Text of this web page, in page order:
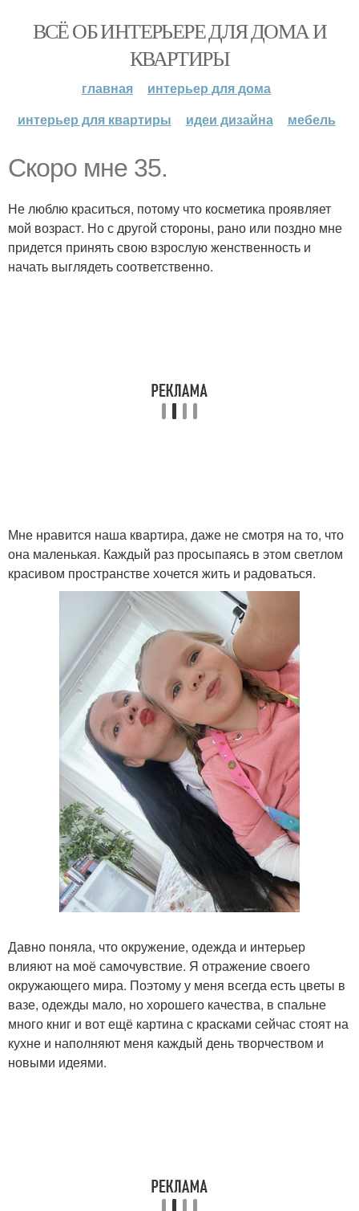
ВСЁ ОБ ИНТЕРЬЕРЕ ДЛЯ ДОМА И
КВАРТИРЫ
главная
интерьер для дома
интерьер для квартиры
идеи дизайна мебель
Скоро мне 35.
Не люблю краситься, потому что косметика проявляет
мой возраст. Но с другой стороны, рано или поздно мне
придется принять свою взрослую женственность и
начать выглядеть соответственно.
Мне нравится наша квартира, даже не смотря на то, что
она маленькая. Каждый раз просыпаясь в этом светлом
красивом пространстве хочется жить и радоваться.
Давно поняла, что окружение, одежда и интерьер
влияют на моё самочувствие. Я отражение своего
окружающего мира. Поэтому у меня всегда есть цветы в
вазе, одежды мало, но хорошего качества, в спальне
много книг и вот ещё картина с красками сейчас стоят на
кухне и наполняют меня каждый день творчеством и
новыми идеями.